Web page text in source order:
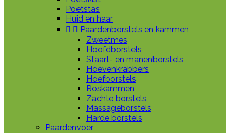
Poetstas
Huid en haar
  Paardenborstels en kammen
Zweetmes
Hoofdborstels
Staart- en manenborstels
Hoevenkrabbers
Hoefborstels
Roskammen
Zachte borstels
Massageborstels
Harde borstels
Paardenvoer